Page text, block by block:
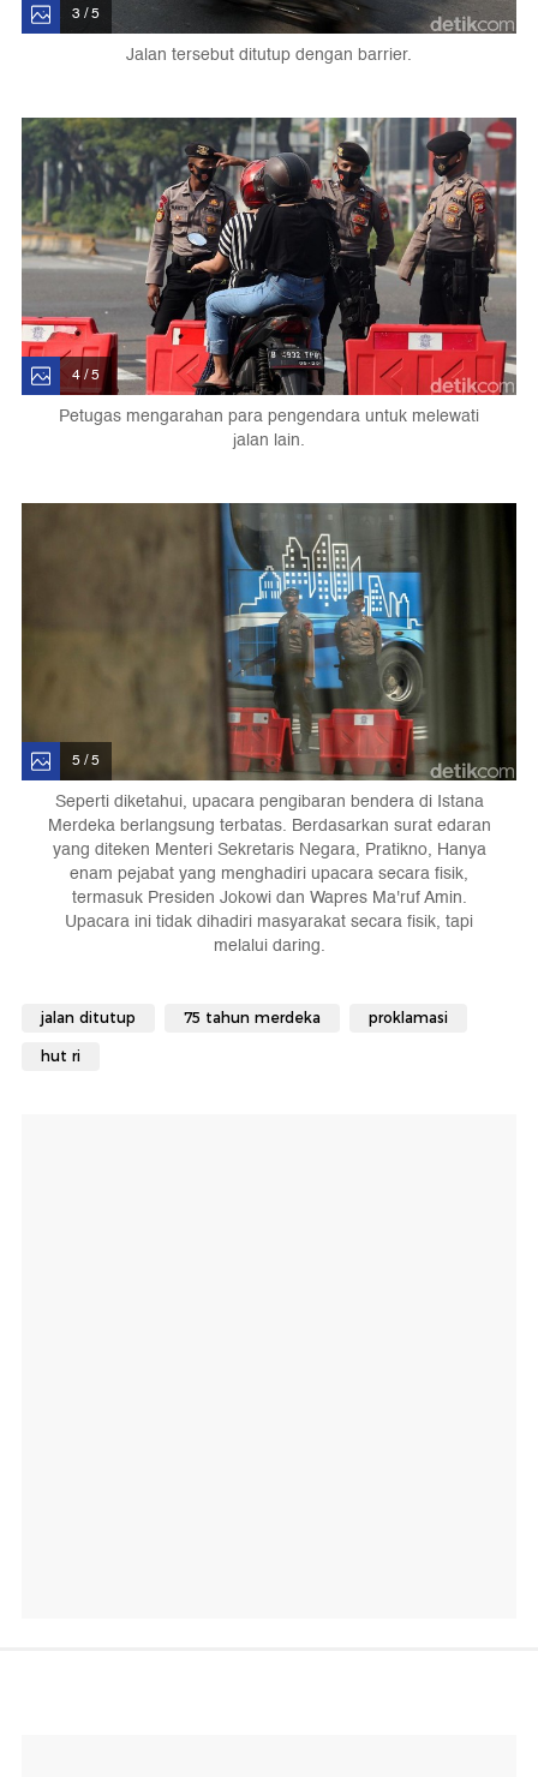
3 / 5
Jalan tersebut ditutup dengan barrier.
4 / 5
Petugas mengarahan para pengendara untuk melewati
jalan lain.
5 / 5
Seperti diketahui, upacara pengibaran bendera di Istana
Merdeka berlangsung terbatas. Berdasarkan surat edaran
yang diteken Menteri Sekretaris Negara, Pratikno, Hanya
enam pejabat yang menghadiri upacara secara fisik,
termasuk Presiden Jokowi dan Wapres Ma'ruf Amin.
Upacara ini tidak dihadiri masyarakat secara fisik, tapi
melalui daring.
jalan ditutup 75 tahun merdeka proklamasi
hut ri